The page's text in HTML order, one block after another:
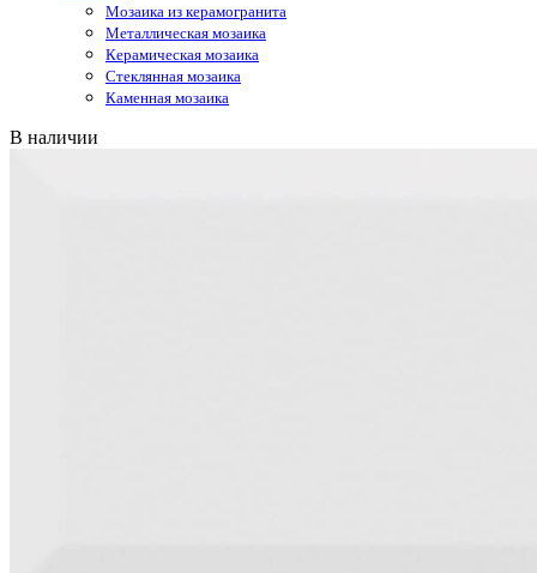
Мозаика из керамогранита
Металлическая мозаика
Керамическая мозаика
Стеклянная мозаика
Каменная мозаика
В наличии